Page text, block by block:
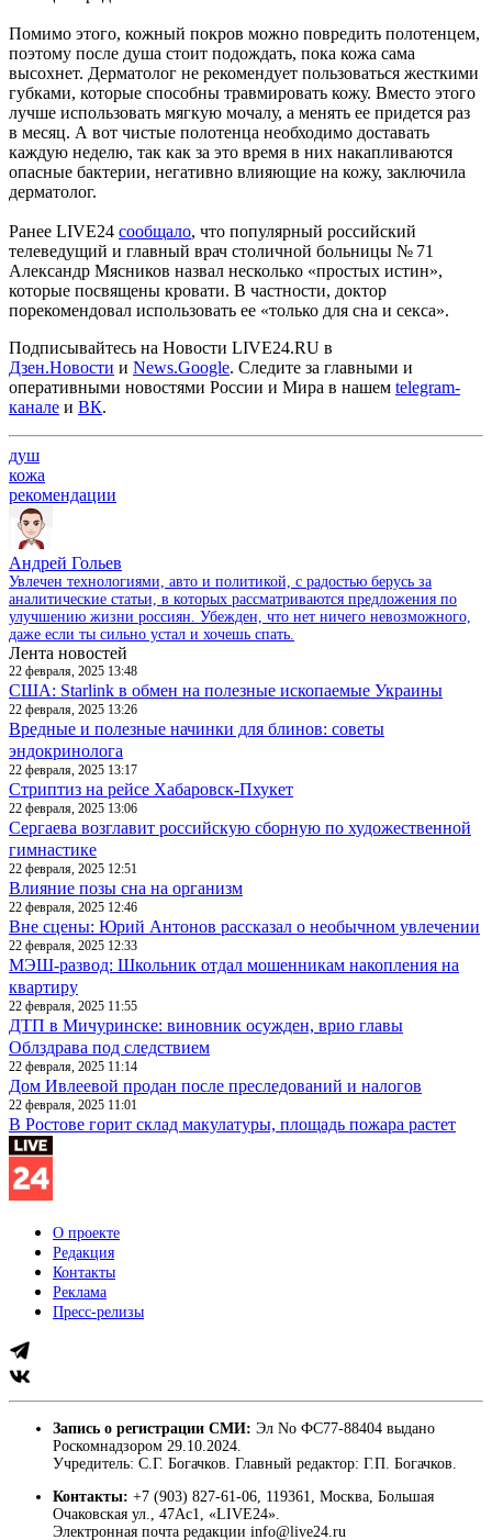
Помимо этого, кожный покров можно повредить полотенцем,
поэтому после душа стоит подождать, пока кожа сама
высохнет. Дерматолог не рекомендует пользоваться жесткими
губками, которые способны травмировать кожу. Вместо этого
лучше использовать мягкую мочалу, а менять ее придется раз
в месяц. А вот чистые полотенца необходимо доставать
каждую неделю, так как за это время в них накапливаются
опасные бактерии, негативно влияющие на кожу, заключила
дерматолог.
Ранее LIVE24 сообщало, что популярный российский
телеведущий и главный врач столичной больницы № 71
Александр Мясников назвал несколько «простых истин»,
которые посвящены кровати. В частности, доктор
порекомендовал использовать ее «только для сна и секса».
Подписывайтесь на Новости LIVE24.RU в
Дзен.Новости и News.Google. Следите за главными и
оперативными новостями России и Мира в нашем telegram-
канале и ВК.
душ
кожа
рекомендации
Андрей Гольев
Увлечен технологиями, авто и политикой, с радостью берусь за
аналитические статьи, в которых рассматриваются предложения по
улучшению жизни россиян. Убежден, что нет ничего невозможного,
даже если ты сильно устал и хочешь спать.
Лента новостей
22 февраля, 2025 13:48
США: Starlink в обмен на полезные ископаемые Украины
22 февраля, 2025 13:26
Вредные и полезные начинки для блинов: советы
эндокринолога
22 февраля, 2025 13:17
Стриптиз на рейсе Хабаровск-Пхукет
22 февраля, 2025 13:06
Сергаева возглавит российскую сборную по художественной
гимнастике
22 февраля, 2025 12:51
Влияние позы сна на организм
22 февраля, 2025 12:46
Вне сцены: Юрий Антонов рассказал о необычном увлечении
22 февраля, 2025 12:33
МЭШ-развод: Школьник отдал мошенникам накопления на
квартиру
22 февраля, 2025 11:55
ДТП в Мичуринске: виновник осужден, врио главы
Облздрава под следствием
22 февраля, 2025 11:14
Дом Ивлеевой продан после преследований и налогов
22 февраля, 2025 11:01
В Ростове горит склад макулатуры, площадь пожара растет
О проекте
Редакция
Контакты
Реклама
Пресс-релизы
Запись о регистрации СМИ: Эл No ФС77-88404 выдано
Роскомнадзором 29.10.2024.
Учредитель: С.Г. Богачков. Главный редактор: Г.П. Богачков.
Контакты: +7 (903) 827-61-06, 119361, Москва, Большая
Очаковская ул., 47Ас1, «LIVE24».
Электронная почта редакции info@live24.ru